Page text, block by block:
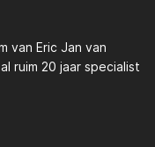
van Eric Jan van
ruim 20 jaar specialist